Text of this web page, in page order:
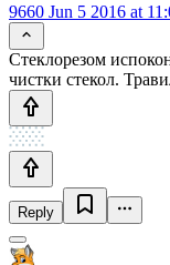
9660 Jun 5 2016 at
Стеклорезом
чистки стекол.
Reply